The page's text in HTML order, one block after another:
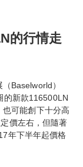
的行情走
Baselworld）
的新款116500LN
可能創下十分高
價左右，但隨著
年下半年起價格